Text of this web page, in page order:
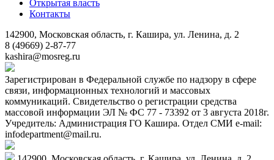
Открытая власть
Контакты
142900, Московская область, г. Кашира, ул. Ленина, д. 2
8 (49669) 2-87-77
kashira@mosreg.ru
Зарегистрирован в Федеральной службе по надзору в сфере
связи, информационных технологий и массовых
коммуникаций. Свидетельство о регистрации средства
массовой информации ЭЛ № ФС 77 - 73392 от 3 августа 2018г.
Учредитель: Администрация ГО Кашира. Отдел СМИ e-mail:
infodepartment@mail.ru.